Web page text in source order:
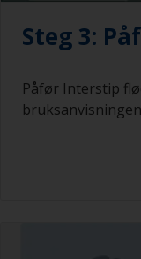
Steg 3:
Påfør Interstip